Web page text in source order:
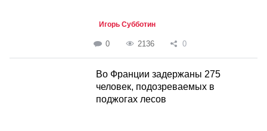
Игорь Субботин
0 2136 0
Во Франции задержаны 275
человек, подозреваемых в
поджогах лесов